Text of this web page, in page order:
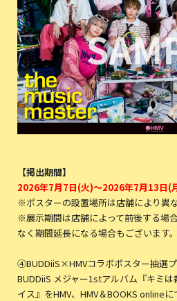
【掲出期間】
2026年7月7日(火)～2026年7月13日(
※ポスターの設置場所は店舗により異な
※展示期間は店舗によって前後する場
なく期間延長になる場合もございます。
④BUDDiiS×HMVコラボポスター抽選
BUDDiiS メジャー1stアルバム『キミ
イス』をHMV、HMV＆BOOKS online